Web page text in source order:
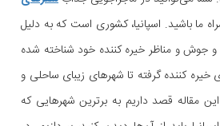
ما باشید. اسپانیا، کشوری است که به دلیل
جوش و مناظر خیره کننده خود شناخته شده
کننده گرفته تا شهرهای زیبای ساحلی و
مقاله قصد داریم به برترین شهرهایی که